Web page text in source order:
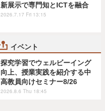
新展示で専門知とICTを融合
2026.7.17 Fri 13:15
イベント
探究学習でウェルビーイング
向上、授業実践を紹介する中
高教員向けセミナー8/26
2026.8.6 Thu 18:45